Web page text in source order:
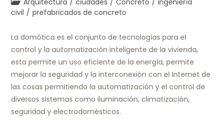
Arquitectura / ciudades / Concreto / ingeniería
civil / prefabricados de concreto
La domótica es el conjunto de tecnologías para el
control y la automatización inteligente de la vivienda,
esta permite un uso eficiente de la energía, permite
mejorar la seguridad y la interconexión con el Internet de
las cosas permitiendo la automatización y el control de
diversos sistemas como iluminación, climatización,
seguridad y electrodomésticos.